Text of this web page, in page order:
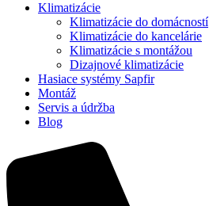
Klimatizácie
Klimatizácie do domácností
Klimatizácie do kancelárie
Klimatizácie s montážou
Dizajnové klimatizácie
Hasiace systémy Sapfir
Montáž
Servis a údržba
Blog